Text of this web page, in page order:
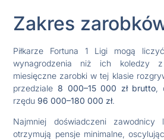
Zakres
Piłkarze Fortuna 1 Ligi mogą
wynagrodzenia niż ich koledzy z
miesięczne zarobki w tej klasie
przedziale 8 000–15 000 zł brutto,
rzędu96 000–180 000 zł.
Najmniej doświadczeni
otrzymują pensje minimalne,